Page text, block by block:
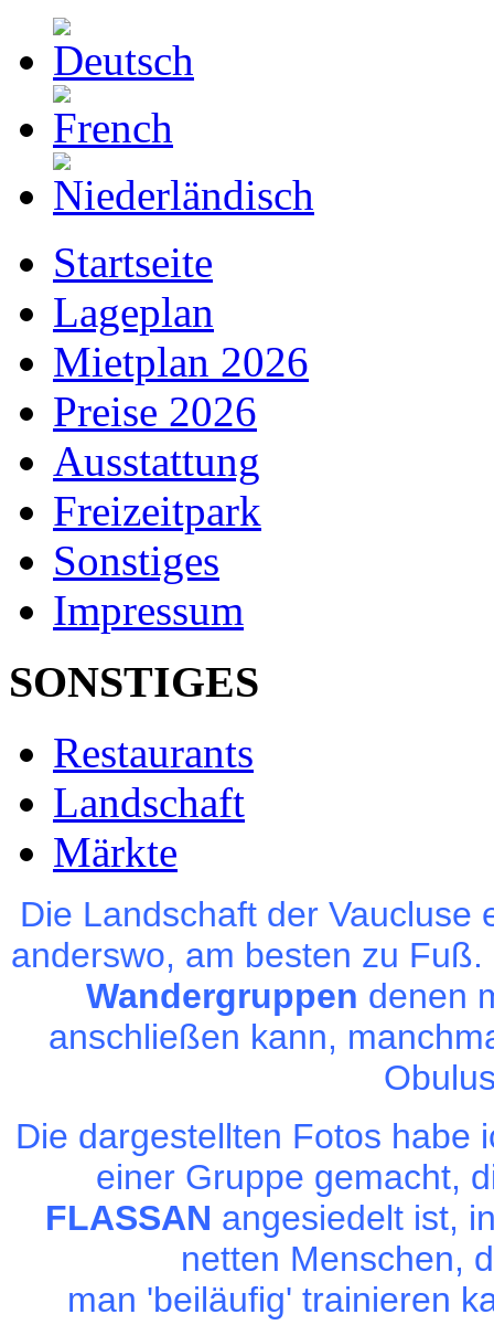
Startseite
Lageplan
Mietplan 2026
Preise 2026
Ausstattung
Freizeitpark
Sonstiges
Impressum
SONSTIGES
Restaurants
Landschaft
Märkte
Die Landschaft der Vaucluse
anderswo, am besten zu
Wandergruppen denen
anschließen kann,
Die dargestellten Fotos habe
einer Gruppe gemacht,
FLASSAN angesiedelt ist,
netten Menschen,
man 'beiläufig' trainieren